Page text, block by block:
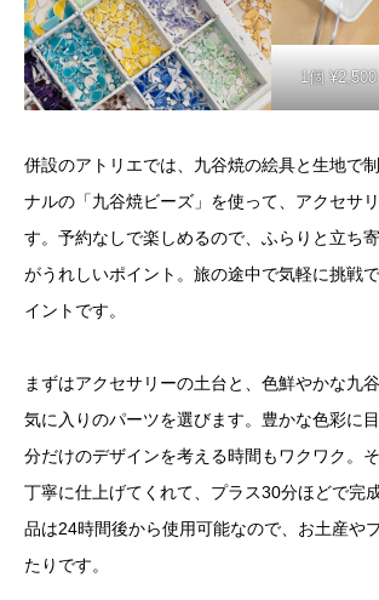
1個
併設のアトリエでは、九谷焼の絵具と生地で
ナルの「九谷焼ビーズ」を使って、アクセサ
す。予約なしで楽しめるので、ふらりと立ち
がうれしいポイント。旅の途中で気軽に挑戦
イントです。
まずはアクセサリーの土台と、色鮮やかな九
気に入りのパーツを選びます。豊かな色彩に
分だけのデザインを考える時間もワクワク。
丁寧に仕上げてくれて、プラス30分ほどで完
品は24時間後から使用可能なので、お土産や
たりです。